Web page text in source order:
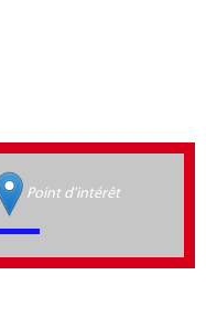
Point d'intérêt